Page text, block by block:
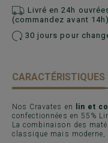
Livré en 24h
(commandez avant 14h)
30 jours pour
CARACTÉRISTIQUES
Nos Cravates en lin et
confectionnées en 55%
La combinaison des
classique mais moderne,